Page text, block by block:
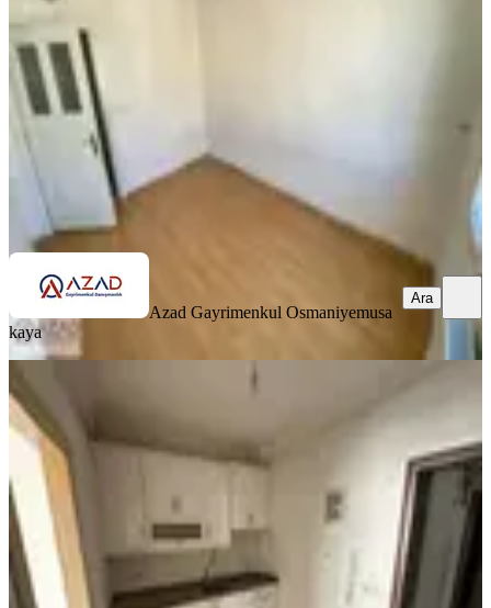
Azad Gayrimenkul Osmaniye musa kaya
Azad Gayrimenkul Osmaniyemusa
kaya
Ara
Azad- Cafeler Sokağı Civarı Satlık
Merkez, Fakıuşağı Mahallesi
· 03.07.2026
800.000 ₺